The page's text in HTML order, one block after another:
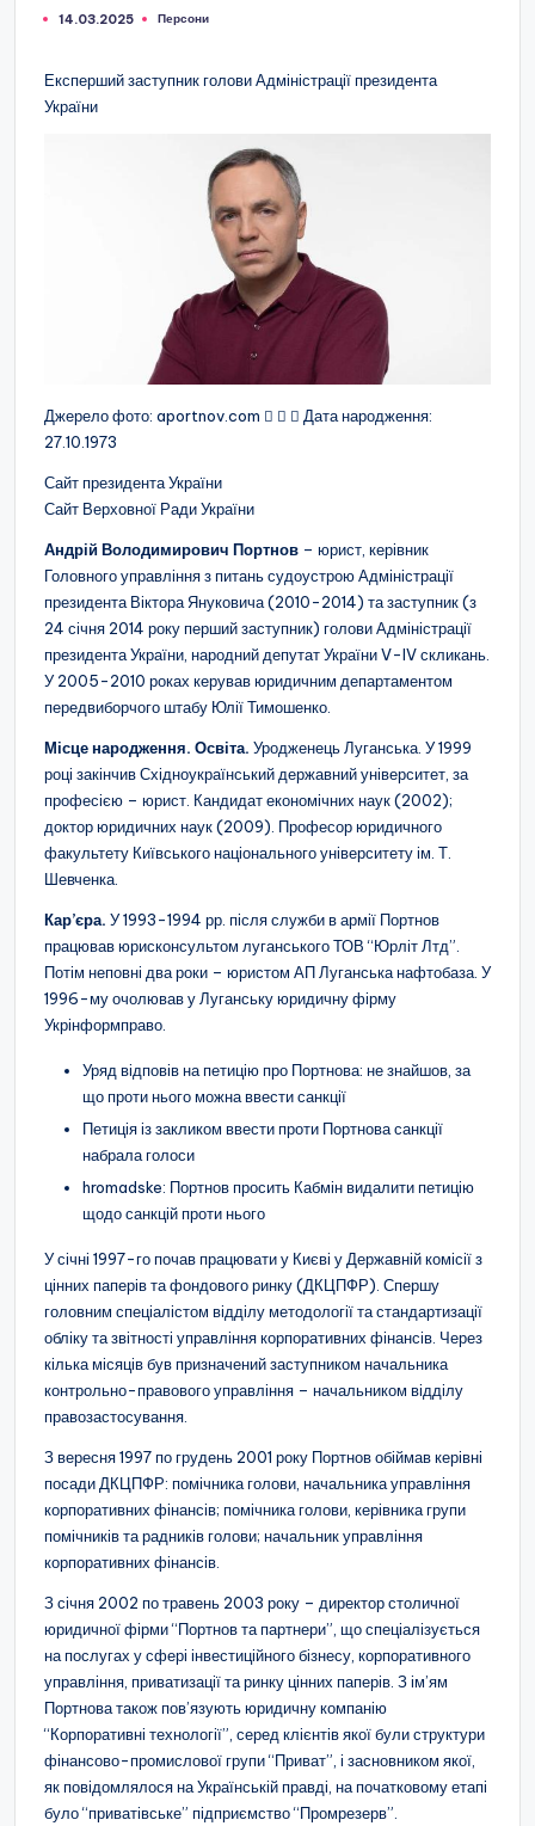
14.03.2025
Опубліковано
Персони
Експерший заступник голови Адміністрації президента
України
Джерело фото: aportnov.com
Дата народження:
27.10.1973
Сайт президента України
Сайт Верховної Ради України
Андрій Володимирович Портнов – юрист, керівник
Головного управління з питань судоустрою Адміністрації
президента Віктора Януковича (2010-2014) та заступник (з
24 січня 2014 року перший заступник) голови Адміністрації
президента України, народний депутат України V-IV скликань.
У 2005-2010 роках керував юридичним департаментом
передвиборчого штабу Юлії Тимошенко.
Місце народження. Освіта. Уродженець Луганська. У 1999
році закінчив Східноукраїнський державний університет, за
професією – юрист. Кандидат економічних наук (2002);
доктор юридичних наук (2009). Професор юридичного
факультету Київського національного університету ім. Т.
Шевченка.
Кар’єра. У 1993-1994 рр. після служби в армії Портнов
працював юрисконсультом луганського ТОВ “Юрліт Лтд”.
Потім неповні два роки – юристом АП Луганська нафтобаза. У
1996-му очолював у Луганську юридичну фірму
Укрінформправо.
Уряд відповів на петицію про Портнова: не знайшов, за
що проти нього можна ввести санкції
Петиція із закликом ввести проти Портнова санкції
набрала голоси
hromadske: Портнов просить Кабмін видалити петицію
щодо санкцій проти нього
У січні 1997-го почав працювати у Києві у Державній комісії з
цінних паперів та фондового ринку (ДКЦПФР). Спершу
головним спеціалістом відділу методології та стандартизації
обліку та звітності управління корпоративних фінансів. Через
кілька місяців був призначений заступником начальника
контрольно-правового управління – начальником відділу
правозастосування.
З вересня 1997 по грудень 2001 року Портнов обіймав керівні
посади ДКЦПФР: помічника голови, начальника управління
корпоративних фінансів; помічника голови, керівника групи
помічників та радників голови; начальник управління
корпоративних фінансів.
З січня 2002 по травень 2003 року – директор столичної
юридичної фірми “Портнов та партнери”, що спеціалізується
на послугах у сфері інвестиційного бізнесу, корпоративного
управління, приватизації та ринку цінних паперів. З ім’ям
Портнова також пов’язують юридичну компанію
“Корпоративні технології”, серед клієнтів якої були структури
фінансово-промислової групи “Приват”, і засновником якої,
як повідомлялося на Українській правді, на початковому етапі
було “приватівське” підприємство “Промрезерв”.